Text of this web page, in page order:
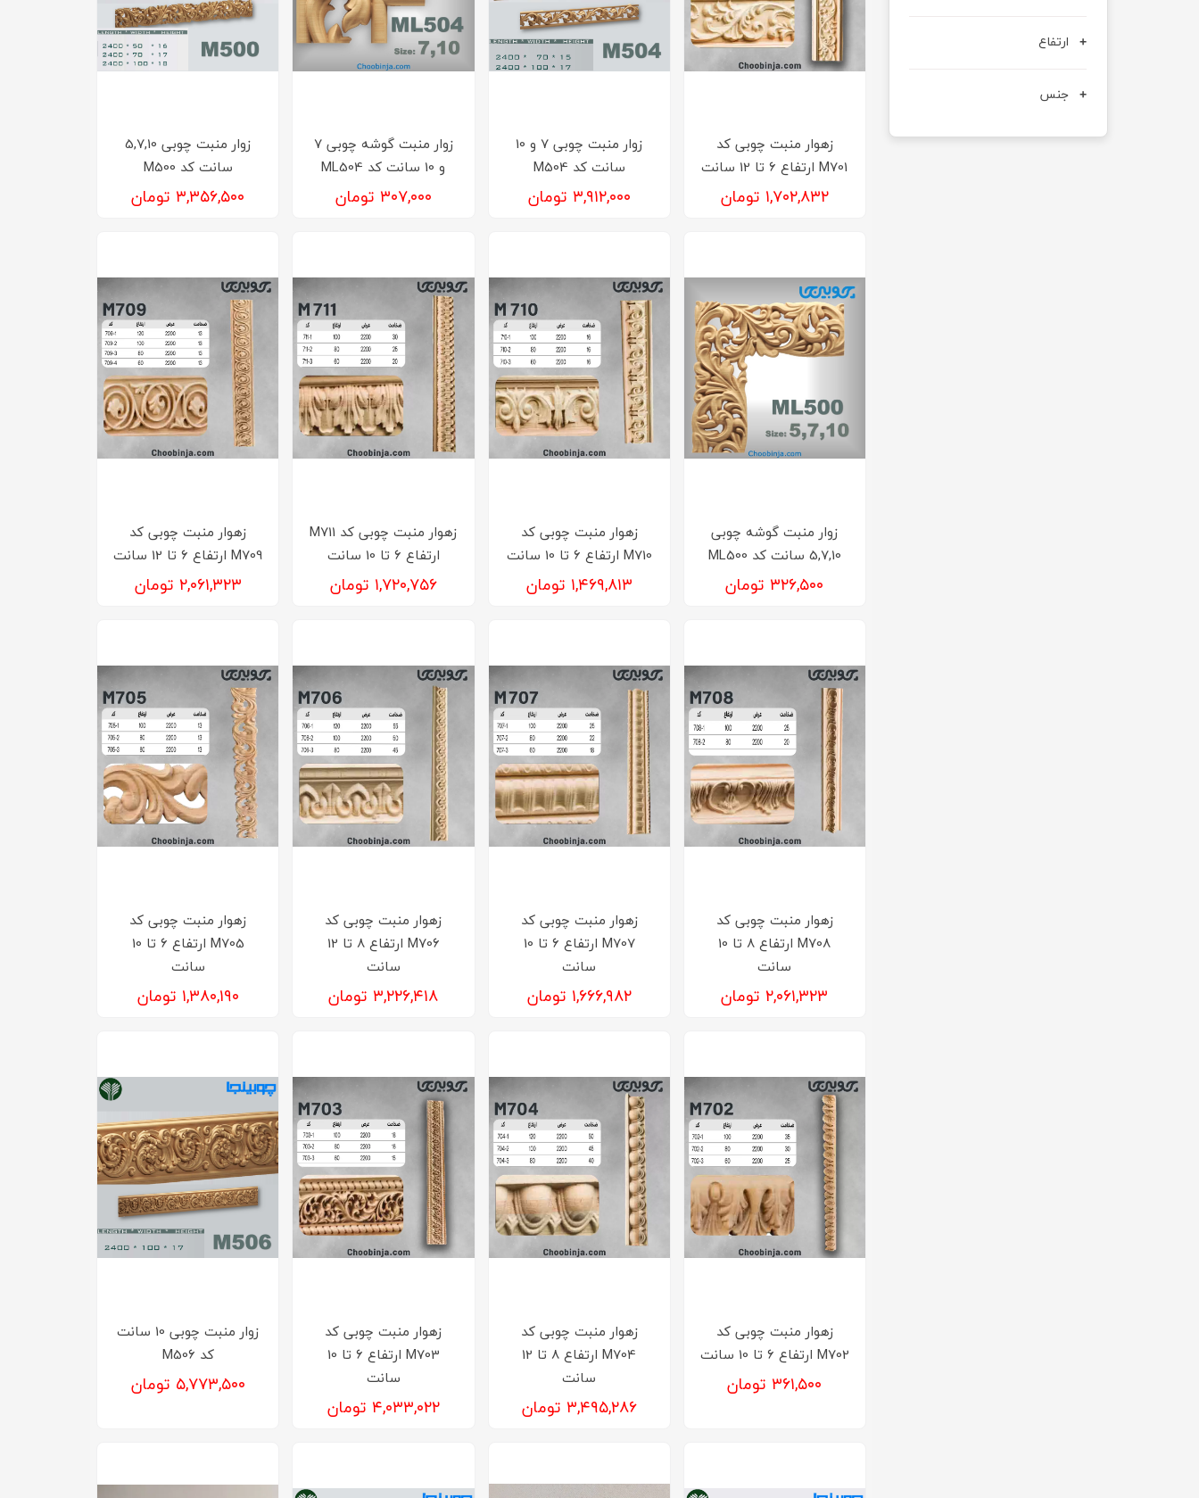
ارتفاع
جنس
زهوار منبت چوبی کد
M701 ارتفاع 6 تا 12 سانت
۱,۷۰۲,۸۳۲ تومان
زوار منبت چوبی 7 و 10
سانت کد M504
۳,۹۱۲,۰۰۰ تومان
زوار منبت گوشه چوبی 7
و 10 سانت کد ML504
۳۰۷,۰۰۰ تومان
زوار منبت چوبی 5,7,10
سانت کد M500
۳,۳۵۶,۵۰۰ تومان
زوار منبت گوشه چوبی
5,7,10 سانت کد ML500
۳۲۶,۵۰۰ تومان
زهوار منبت چوبی کد
M710 ارتفاع 6 تا 10 سانت
۱,۴۶۹,۸۱۳ تومان
زهوار منبت چوبی کد M711
ارتفاع 6 تا 10 سانت
۱,۷۲۰,۷۵۶ تومان
زهوار منبت چوبی کد
M709 ارتفاع 6 تا 12 سانت
۲,۰۶۱,۳۲۳ تومان
زهوار منبت چوبی کد
M708 ارتفاع 8 تا 10
سانت
۲,۰۶۱,۳۲۳ تومان
زهوار منبت چوبی کد
M707 ارتفاع 6 تا 10
سانت
۱,۶۶۶,۹۸۲ تومان
زهوار منبت چوبی کد
M706 ارتفاع 8 تا 12
سانت
۳,۲۲۶,۴۱۸ تومان
زهوار منبت چوبی کد
M705 ارتفاع 6 تا 10
سانت
۱,۳۸۰,۱۹۰ تومان
زهوار منبت چوبی کد
M702 ارتفاع 6 تا 10 سانت
۳۶۱,۵۰۰ تومان
زهوار منبت چوبی کد
M704 ارتفاع 8 تا 12
سانت
۳,۴۹۵,۲۸۶ تومان
زهوار منبت چوبی کد
M703 ارتفاع 6 تا 10
سانت
۴,۰۳۳,۰۲۲ تومان
زوار منبت چوبی 10 سانت
کد M506
۵,۷۷۳,۵۰۰ تومان